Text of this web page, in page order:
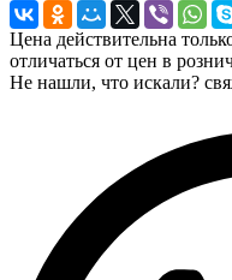
Цена действительна
отличаться от цен в
Не нашли, что искали?